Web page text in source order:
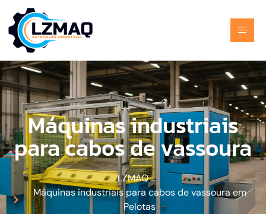
Máquinas industriais
para cabos de vassoura
LZMAQ
Máquinas industriais para cabos de vassoura em
Pelotas